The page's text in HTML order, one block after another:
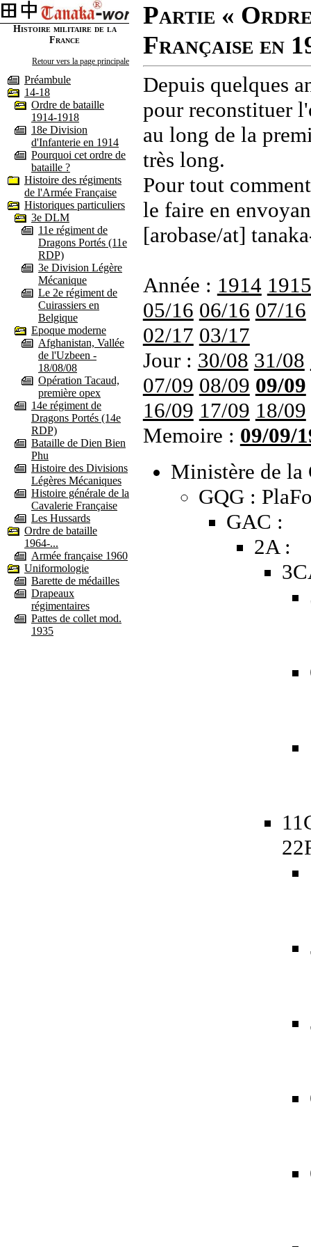
Histoire militaire de la
France
Retour vers la page principale
Préambule
14-18
Ordre de bataille
1914-1918
18e Division
d'Infanterie en 1914
Pourquoi cet ordre de
bataille ?
Histoire des régiments
de l'Armée Française
Historiques particuliers
3e DLM
11e régiment de
Dragons Portés (11e
RDP)
3e Division Légère
Mécanique
Le 2e régiment de
Cuirassiers en
Belgique
Epoque moderne
Afghanistan, Vallée
de l'Uzbeen -
18/08/08
Opération Tacaud,
première opex
14e régiment de
Dragons Portés (14e
RDP)
Bataille de Dien Bien
Phu
Histoire des Divisions
Légères Mécaniques
Histoire générale de la
Cavalerie Française
Les Hussards
Ordre de bataille
1964-...
Armée française 1960
Uniformologie
Barette de médailles
Drapeaux
régimentaires
Pattes de collet mod.
1935
Partie «
Française en
Depuis quelques
pour reconstituer
au long de la
très long.
Pour tout
le faire en
[arobase/at]
Année : 1914 1915
05/16 06/16 07/16
02/17 03/17
Jour : 30/08 31/08
07/09 08/09 09/09
16/09 17/09 18/09
Memoire : 09/09/
Ministère de la
GQG :
GAC :
2A :